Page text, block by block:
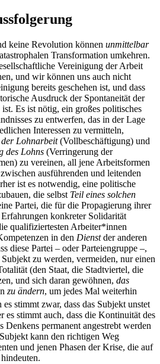
keine Revolution können unmittelbar
Transformation umkehren.
Vereinigung der Arbeit
und wir können uns auch nicht
bereits geschehen ist, und dass
Ausdruck der Spontaneität der
Es ist nötig, ein großes politisches
zu entwerfen, das in der Lage
Interessen zu vermitteln,
Lohnarbeit(Vollbeschäftigung) und
des Lohns (Verringerung der
zu vereinen, all jene Arbeitsformen
ausführenden und leitenden
ist es notwendig, eine politische
die selbst Teil eines solchen
Partei, die für die Propagierung ihrer
konkreter Solidarität
qualifiziertesten Arbeiter*innen
in den Dienstder anderen
diese Partei – oder Parteiengruppe –,
zu werden, vermeiden, nur einen
(den Staat, die Stadtviertel, die
und sich daran gewöhnen, das
zu ändern, um jedes Mal weiterhin
es stimmt zwar, dass das Subjekt unstet
es stimmt auch, dass die Kontinuität des
Denkens permanent angestrebt werden
kann den richtigen Weg
und jenen Phasen der Krise, die auf